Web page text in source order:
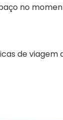
no
de viagem